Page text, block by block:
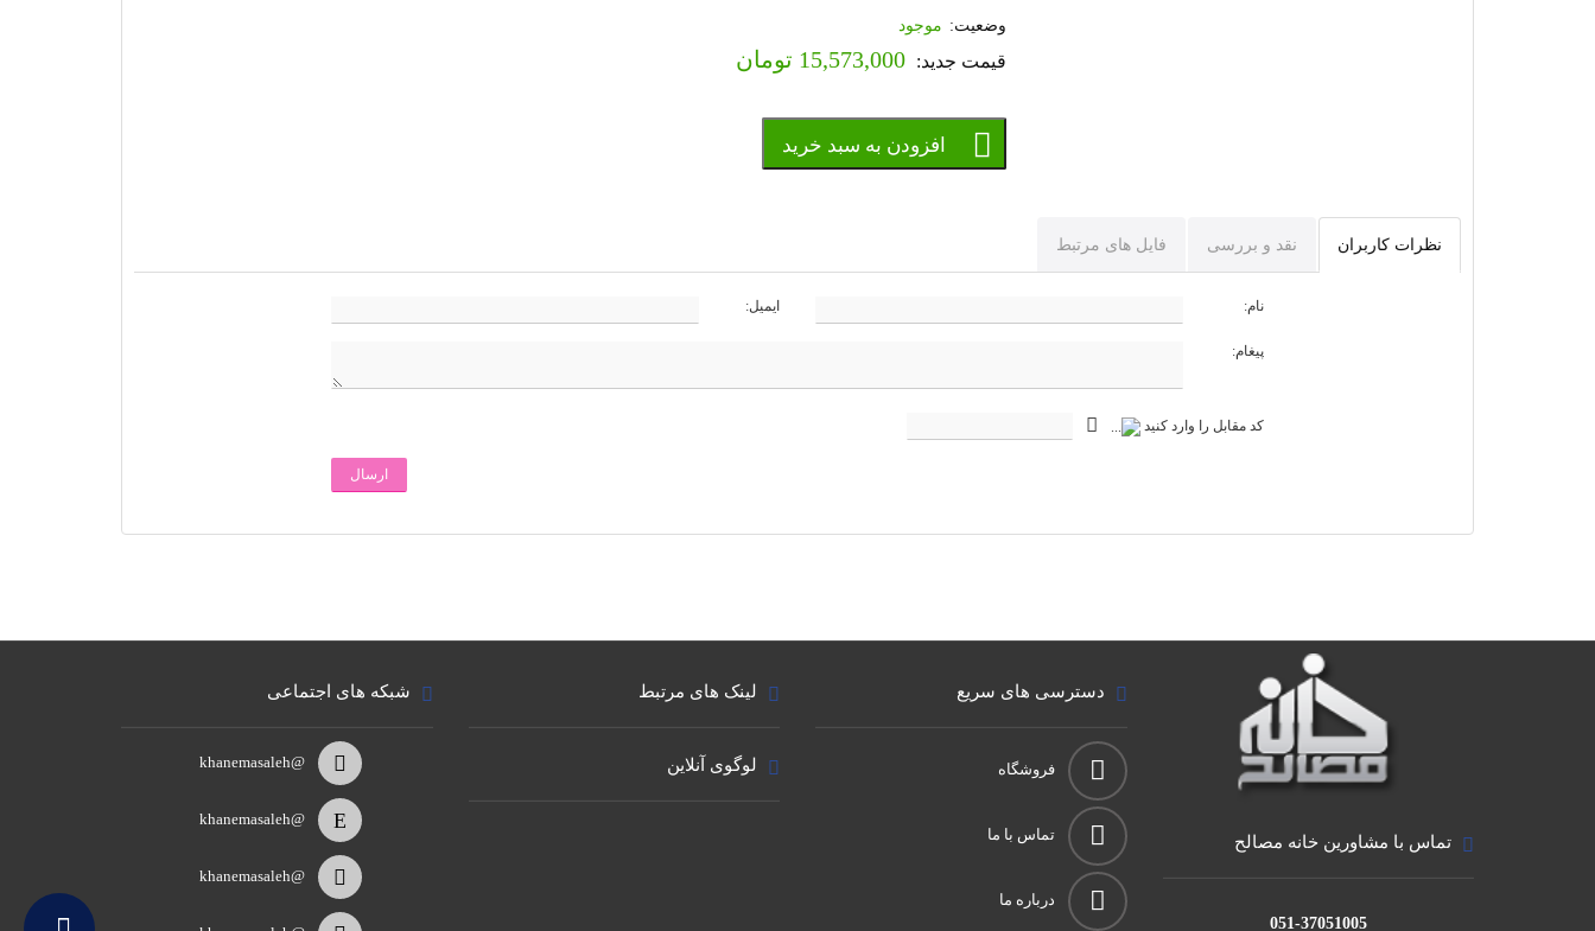
موجود
15,573,000 تومان
افزودن به سبد خرید
نظرات کاربران نقد و بررسی فایل های مرتبط
نام: ایمیل:
پیغام:
کد مقابل را وارد کنید
ارسال
تماس با مشاورین خانه مصالح
051-37051005
دسترسی های سریع
فروشگاه
تماس با ما
درباره ما
لینک های مرتبط
لوگوی آنلاین
شبکه های اجتماعی
@khanemasaleh
@khanemasaleh
@khanemasaleh